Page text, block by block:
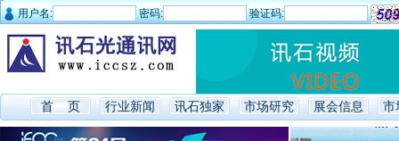
用户名: 密码: 验证码:
首 页 行业新闻 讯石独家 市场研究 展会信息 市